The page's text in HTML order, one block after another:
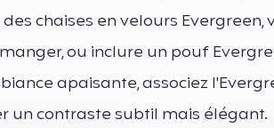
des chaises en velours
ou inclure un pouf
apaisante, associez
un contraste subtil mais élégant.